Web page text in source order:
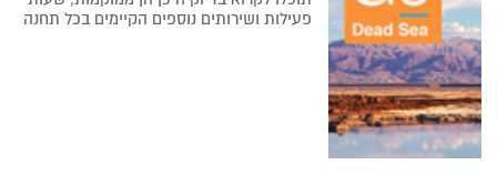
פעילות ושירותים נוספים הקיימים בכל תחנה